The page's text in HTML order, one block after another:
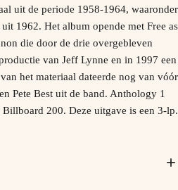
uit de periode 1958-1964, waaronder
1962. Het album opende met Free as
die door de drie overgebleven
van Jeff Lynne en in 1997 een
het materiaal dateerde nog van vóór
Pete Best uit de band. Anthology 1
Billboard 200. Deze uitgave is een 3-lp.